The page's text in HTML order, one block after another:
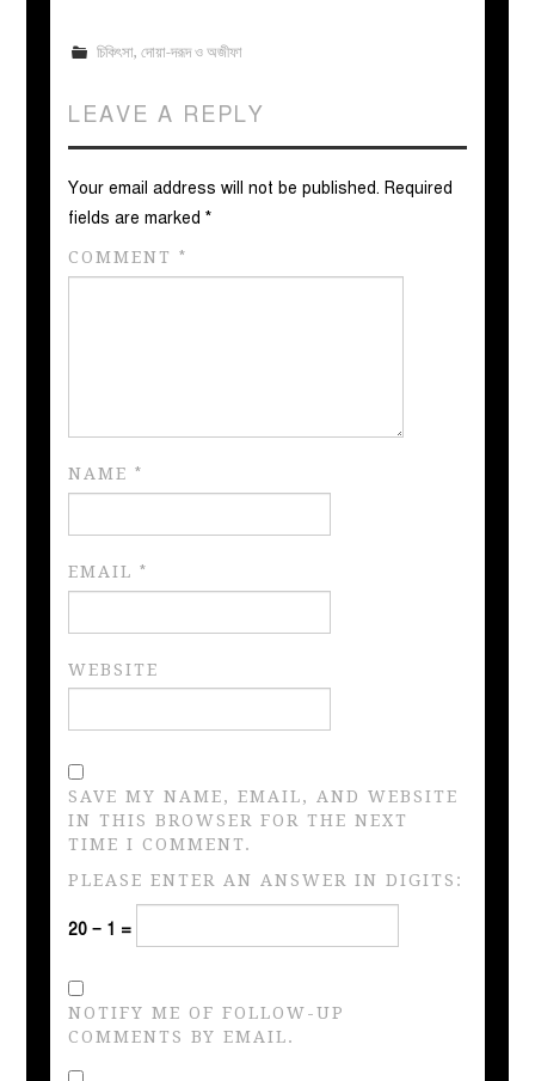
চিকিৎসা, দোয়া-দরূদ ও অজীফা
LEAVE A REPLY
Your email address will not be published. Required
fields are marked*
COMMENT*
NAME*
EMAIL*
WEBSITE
SAVE MY NAME, EMAIL, AND WEBSITE
IN THIS BROWSER FOR THE NEXT
TIME I COMMENT.
PLEASE ENTER AN ANSWER IN DIGITS:
20 − 1 =
NOTIFY ME OF FOLLOW-UP
COMMENTS BY EMAIL.